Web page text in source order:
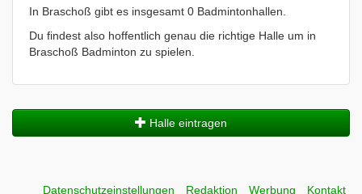
In Braschoß gibt es insgesamt 0 Badmintonhallen.
Du findest also hoffentlich genau die richtige Halle um in
Braschoß Badminton zu spielen.
Halle eintragen
Datenschutzeinstellungen Redaktion Werbung Kontakt